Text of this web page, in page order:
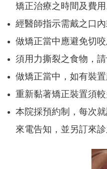
矯正治療之時間及費用
經醫師指示需戴之口
做矯正當中應避免切
須用力撕裂之食物，請
做矯正當中，如有裝
重新黏著矯正裝置須
本院採預約制，每次
來電告知，並另訂來診